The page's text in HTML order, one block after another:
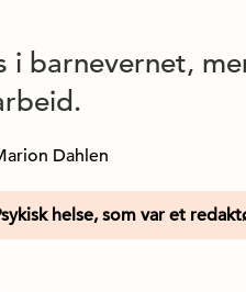
barnevernet,
Dahlen
helse, som var et